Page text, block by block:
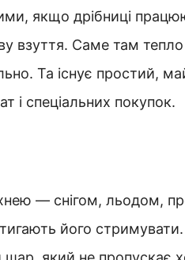
якщо дрібниці
взуття. Саме там
Та існує простий,
і спеціальних покупок.
— снігом, льодом,
його